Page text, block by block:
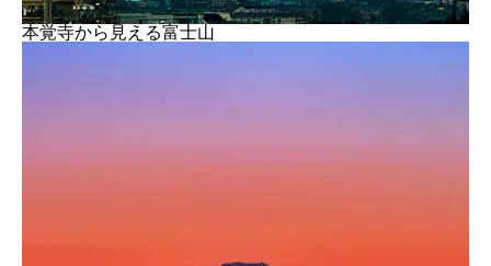
本覚寺から見える富士山